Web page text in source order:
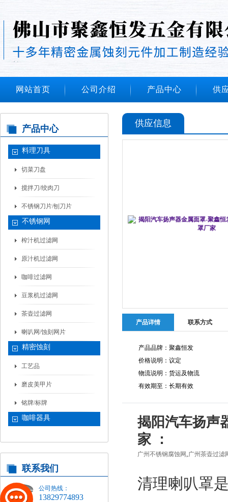
网站首页 公司介绍 产品中心 供
产品中心
料理刀具
切菜刀盘
搅拌刀/绞肉刀
不锈钢刀片/刨刀片
不锈钢网
榨汁机过滤网
原汁机过滤网
咖啡过滤网
豆浆机过滤网
茶壶过滤网
喇叭网/蚀刻网片
精密蚀刻
工艺品
磨皮美甲片
铭牌/标牌
咖啡器具
联系我们
公司热线：
13829774893
供应信息
产品详情 联系方式
产品品牌：聚鑫恒发
价格说明：议定
物流说明：货运及物流
有效期至：长期有效
揭阳汽车扬声
家 ：
广州不锈钢腐蚀网 ,广州茶壶过滤
清理喇叭罩